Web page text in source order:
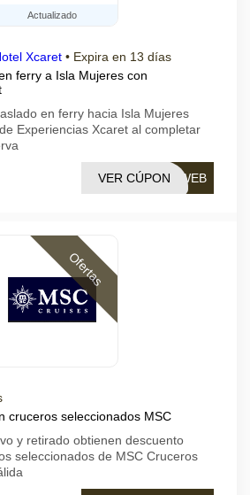
Actualizado
Xcaret • Expira en 13 días
ferry a Isla Mujeres con
en ferry hacia Isla Mujeres
Experiencias Xcaret al completar
YWEB
VER CÚPON
Ofertas
cruceros seleccionados MSC
y retirado obtienen descuento
seleccionados de MSC Cruceros